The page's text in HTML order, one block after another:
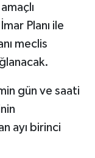
Planı ile
meclis
gün ve saati
ayı birinci